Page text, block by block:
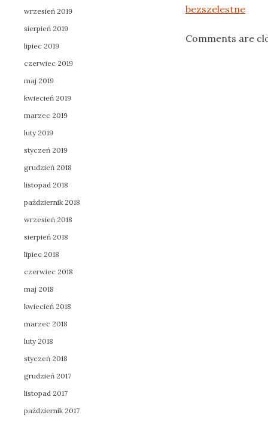
bezszelestne
Comments are
wrzesień 2019
sierpień 2019
lipiec 2019
czerwiec 2019
maj 2019
kwiecień 2019
marzec 2019
luty 2019
styczeń 2019
grudzień 2018
listopad 2018
październik 2018
wrzesień 2018
sierpień 2018
lipiec 2018
czerwiec 2018
maj 2018
kwiecień 2018
marzec 2018
luty 2018
styczeń 2018
grudzień 2017
listopad 2017
październik 2017